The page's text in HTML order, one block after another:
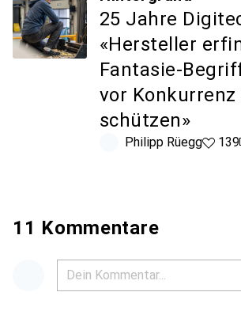
25 Jahre
«Hersteller
Fantasie-
vor Konkurrenz
schützen»
Philipp Rüegg139139
11 Kommentare